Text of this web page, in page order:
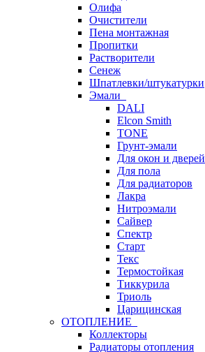
Олифа
Очистители
Пена монтажная
Пропитки
Растворители
Сенеж
Шпатлевки/штукатурки
Эмали
DALI
Elcon Smith
TONE
Грунт-эмали
Для окон и дверей
Для пола
Для радиаторов
Лакра
Нитроэмали
Сайвер
Спектр
Старт
Текс
Термостойкая
Тиккурила
Триоль
Царицинская
ОТОПЛЕНИЕ
Коллекторы
Радиаторы отопления